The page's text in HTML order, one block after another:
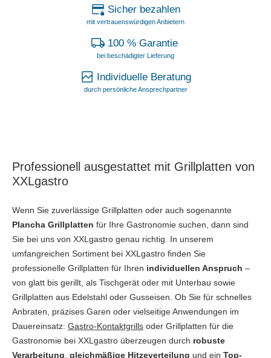
Sicher bezahlen
mit vertrauenswürdigen Anbietern
100 % Garantie
bei beschädigter Lieferung
Individuelle Beratung
durch persönliche Ansprechpartner
Professionell ausgestattet mit Grillplatten von
XXLgastro
Wenn Sie zuverlässige Grillplatten oder auch sogenannte
Plancha Grillplatten für Ihre Gastronomie suchen, dann sind
Sie bei uns von XXLgastro genau richtig. In unserem
umfangreichen Sortiment bei XXLgastro finden Sie
professionelle Grillplatten für Ihren individuellen Anspruch –
von glatt bis gerillt, als Tischgerät oder mit Unterbau sowie
Grillplatten aus Edelstahl oder Gusseisen. Ob Sie für schnelles
Anbraten, präzises Garen oder vielseitige Anwendungen im
Dauereinsatz: Gastro-Kontaktgrills oder Grillplatten für die
Gastronomie bei XXLgastro überzeugen durch robuste
Verarbeitung gleichmäßige Hitzeverteilung und ein Top-